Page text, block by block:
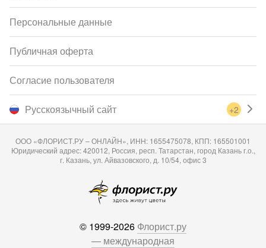
Русскоязычный сайт +2
Персональные данные
Публичная оферта
Согласие пользователя
ООО «ФЛОРИСТ.РУ – ОНЛАЙН», ИНН: 1655475078, КПП: 165501001
Юридический адрес: 420012, Россия, респ. Татарстан, город Казань г.о.,
г. Казань, ул. Айвазовского, д. 10/54, офис 3
© 1999-2026 Флорист.ру
— международная